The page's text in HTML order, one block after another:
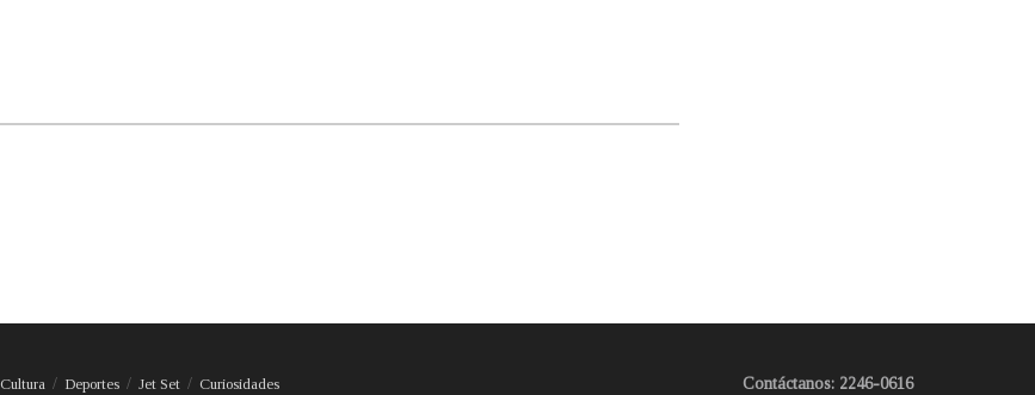
Cultura Deportes Jet Set Curiosidades Contáctanos: 2246-0616